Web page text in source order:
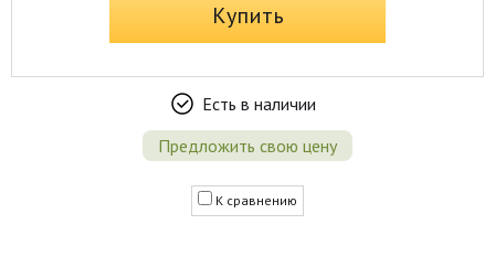
Купить
Есть в наличии
Предложить свою цену
К сравнению